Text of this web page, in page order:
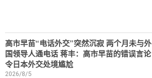
高市早苗“电话外交”突然沉寂 两个月未与外
国领导人通电话 蒋丰：高市早苗的错误言论
令日本外交处境尴尬
2026/8/5